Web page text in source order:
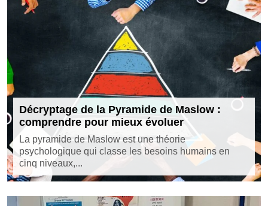
Décryptage de la Pyramide de Maslow :
comprendre pour mieux évoluer
La pyramide de Maslow est une théorie
psychologique qui classe les besoins humains en
cinq niveaux,...